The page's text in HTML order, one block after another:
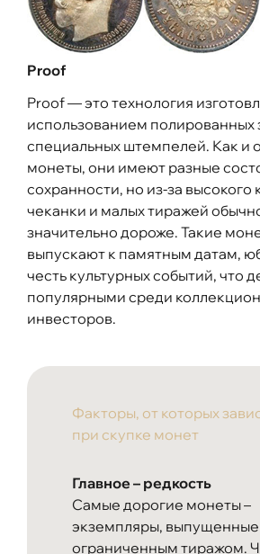
Proof
Proof — это технология
использованием полированных
специальных штемпелей. Как и
монеты, они имеют разные
сохранности, но из-за высокого
чеканки и малых тиражей
значительно дороже. Такие
выпускают к памятным датам,
честь культурных событий, что
популярными среди
инвесторов.
Факторы, от которых
при скупке монет
Главное – редкость
Самые дорогие монеты –
экземпляры, выпущенные
ограниченным тиражом.